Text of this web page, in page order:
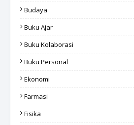
Budaya
Buku Ajar
Buku Kolaborasi
Buku Personal
Ekonomi
Farmasi
Fisika